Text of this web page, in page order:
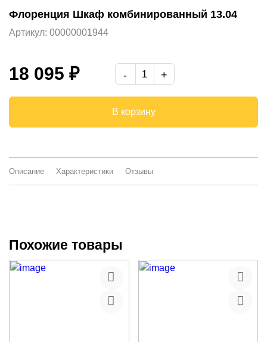
Флоренция Шкаф комбинированный 13.04
Артикул: 00000001944
18 095 ₽
В корзину
Описание Характеристики Отзывы
Похожие товары